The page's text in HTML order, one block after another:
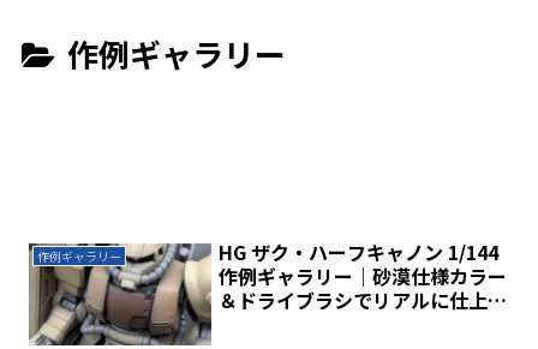
作例ギャラリー
作例ギャラリー
HG ザク・ハーフキャノン 1/144
作例ギャラリー｜砂漠仕様カラー
＆ドライブラシでリアルに仕上げ